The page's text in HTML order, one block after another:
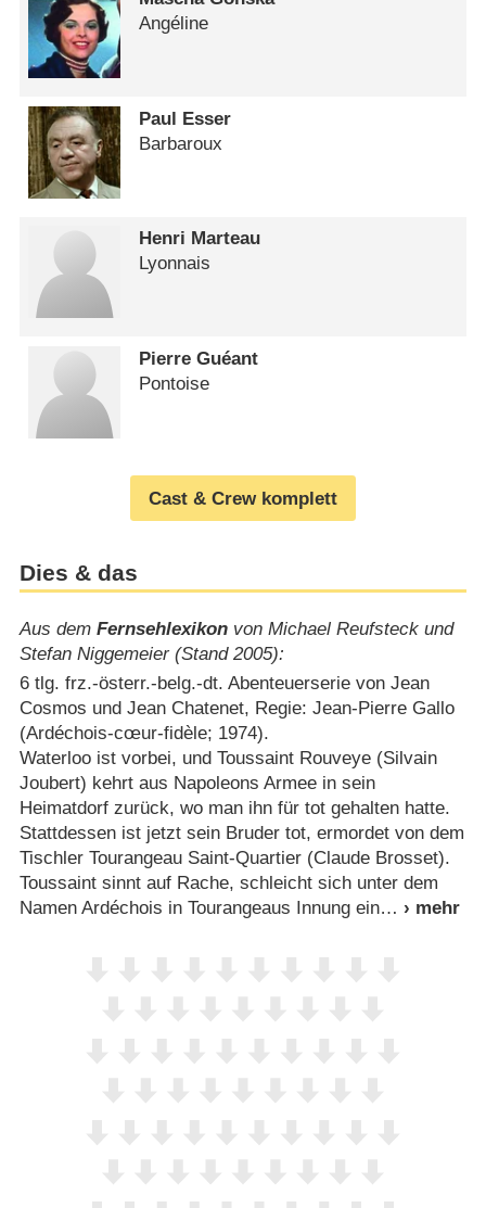
Angéline
Paul Esser
Barbaroux
Henri Marteau
Lyonnais
Pierre Guéant
Pontoise
Cast & Crew komplett
Dies & das
Aus dem Fernsehlexikonvon Michael Reufsteck und
Stefan Niggemeier (Stand 2005):
6 tlg. frz.-österr.-belg.-dt. Abenteuerserie von Jean
Cosmos und Jean Chatenet, Regie: Jean-Pierre Gallo
(Ardéchois-cœur-fidèle; 1974).
Waterloo ist vorbei, und Toussaint Rouveye (Silvain
Joubert) kehrt aus Napoleons Armee in sein
Heimatdorf zurück, wo man ihn für tot gehalten hatte.
Stattdessen ist jetzt sein Bruder tot, ermordet von dem
Tischler Tourangeau Saint-Quartier (Claude Brosset).
Toussaint sinnt auf Rache, schleicht sich unter dem
Namen Ardéchois in Tourangeaus Innung ein